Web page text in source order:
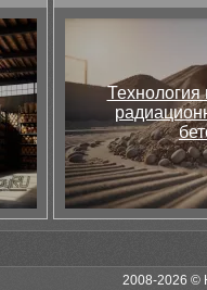
Технология
2008-2026 ©